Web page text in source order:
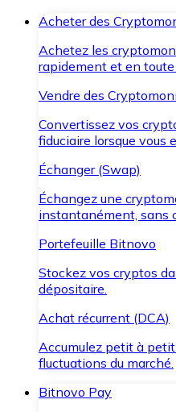
Acheter des
Achetez les
rapidement et en toute
Vendre des
Convertissez vos
fiduciaire lorsque vous
Échanger (Swap)
Échangez une
instantanément, sans
Portefeuille Bitnovo
Stockez vos cryptos
dépositaire.
Achat récurrent (DCA)
Accumulez petit à
fluctuations du marché.
Bitnovo Pay